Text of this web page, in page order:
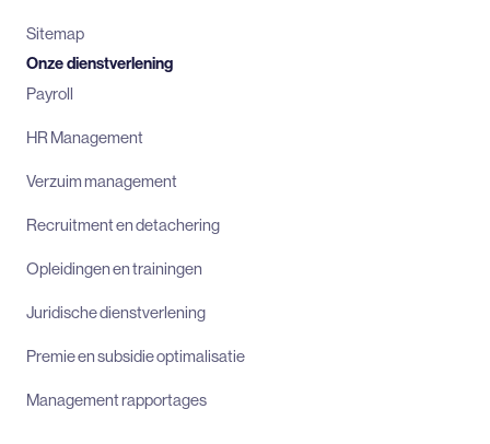
Sitemap
Onze dienstverlening
Payroll
HR Management
Verzuim management
Recruitment en detachering
Opleidingen en trainingen
Juridische dienstverlening
Premie en subsidie optimalisatie
Management rapportages